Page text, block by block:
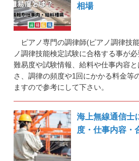
相場
ピアノ専門の調律師(ピアノ調律技
ノ調律技能検定試験に合格する事が
難易度や試験情報、給料や仕事内容
さ、調律の頻度や1回にかかる料金等
ますので参考にして下さい。
海上無線通信士
度・仕事内容・